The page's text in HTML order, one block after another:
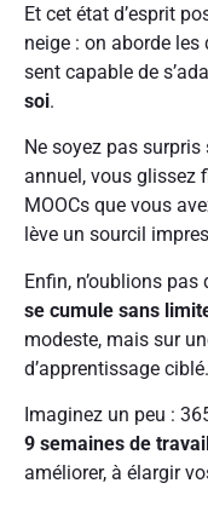
Et cet état d’esprit
neige : on aborde les
sent capable de
soi.
Ne soyez pas
annuel, vous glissez
MOOCs que vous
lève un sourcil
Enfin, n’oublions
se cumule sans
modeste, mais sur
d’apprentissage ciblé.
Imaginez un peu :
9 semaines de
améliorer, à élargir